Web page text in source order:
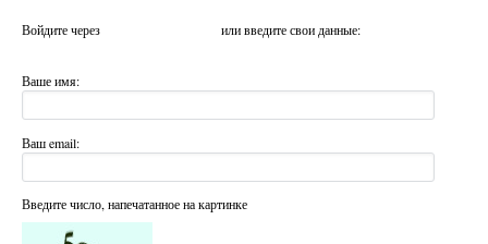
Войдите через или введите свои данные:
Ваше имя:
Ваш email:
Введите число, напечатанное на картинке